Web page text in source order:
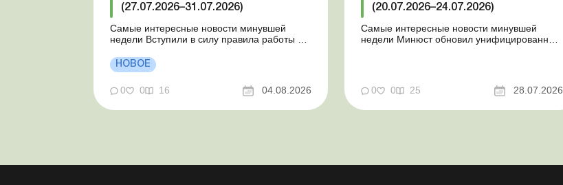
(27.07.2026–31.07.2026)
Самые интересные новости минувшей
недели Вступили в силу правила работы и
законы о мобилизации и военном
положении Для сельхозпредприятий и ФЛП
введены новые разовые статистические
формы Со 2 августа изменяется порядок
НОВОЕ
0 0 16 04.08.2026
(20.07.2026–24.07.2026)
Самые интересные новости минувшей
недели Минюст обновил унифицированные
«в розыске»: что нужно знать
0 0 25 28.07.2026